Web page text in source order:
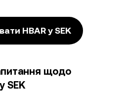
HBAR у SEK
щодо
SEK